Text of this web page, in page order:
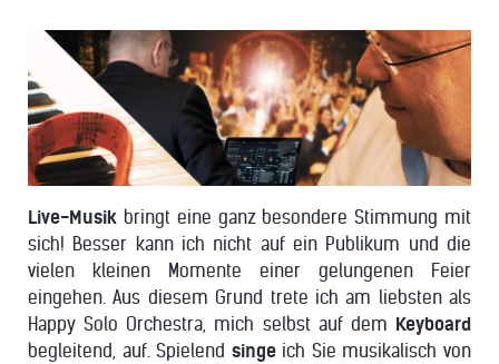
Live-Musik bringt eine ganz besondere Stimmung mit
sich! Besser kann ich nicht auf ein Publikum und die
vielen kleinen Momente einer gelungenen Feier
eingehen. Aus diesem Grund trete ich am liebsten als
Happy Solo Orchestra, mich selbst auf dem Keyboard
begleitend, auf. Spielend singeich Sie musikalisch von